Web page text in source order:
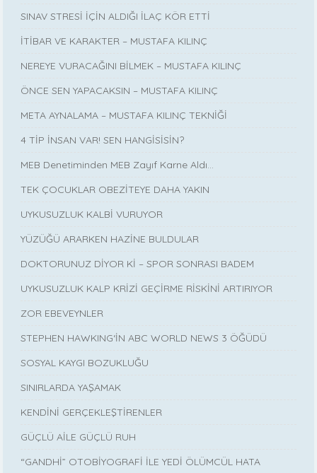
SINAV STRESİ İÇİN ALDIĞI İLAÇ KÖR ETTİ
İTİBAR VE KARAKTER – MUSTAFA KILINÇ
NEREYE VURACAĞINI BİLMEK – MUSTAFA KILINÇ
ÖNCE SEN YAPACAKSIN – MUSTAFA KILINÇ
META AYNALAMA – MUSTAFA KILINÇ TEKNİĞİ
4 TİP İNSAN VAR! SEN HANGİSİSİN?
MEB Denetiminden MEB Zayıf Karne Aldı…
TEK ÇOCUKLAR OBEZİTEYE DAHA YAKIN
UYKUSUZLUK KALBİ VURUYOR
YÜZÜĞÜ ARARKEN HAZİNE BULDULAR
DOKTORUNUZ DİYOR Kİ – SPOR SONRASI BADEM
UYKUSUZLUK KALP KRİZİ GEÇİRME RİSKİNİ ARTIRIYOR
ZOR EBEVEYNLER
STEPHEN HAWKING‘İN ABC WORLD NEWS 3 ÖĞÜDÜ
SOSYAL KAYGI BOZUKLUĞU
SINIRLARDA YAŞAMAK
KENDİNİ GERÇEKLEŞTİRENLER
GÜÇLÜ AİLE GÜÇLÜ RUH
“GANDHİ” OTOBİYOGRAFİ İLE YEDİ ÖLÜMCÜL HATA